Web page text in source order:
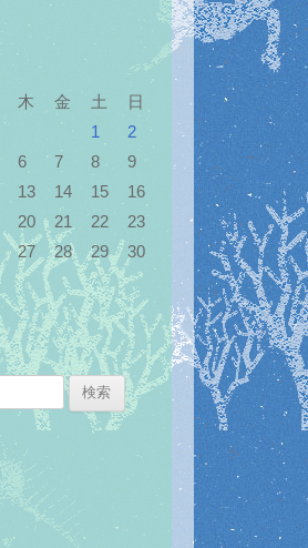
木 金 土
日
1
2
6 7 8
9
13 14 15
16
20 21 22
23
27 28 29
30